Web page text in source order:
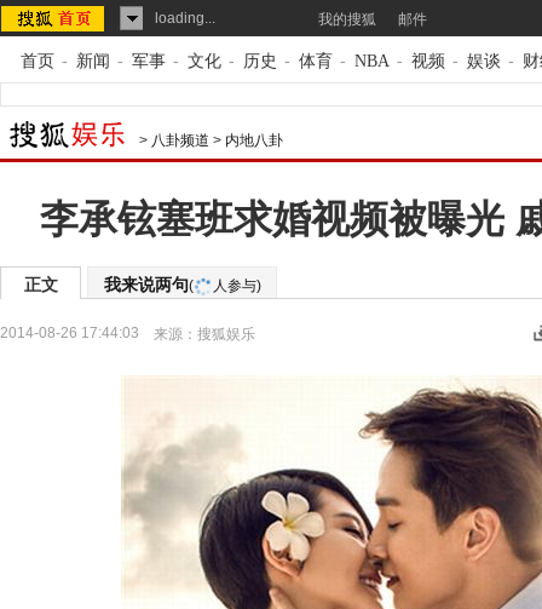
loading... 我的搜狐 邮件
首页 - 新闻 - 军事 - 文化 - 历史 - 体育 - NBA - 视频 - 娱谈 -
> 八卦频道 > 内地八卦
李承铉塞班求婚视频被曝光
正文 我来说两句( 人参与)
2014-08-26 17:44:03 来源： 搜狐娱乐